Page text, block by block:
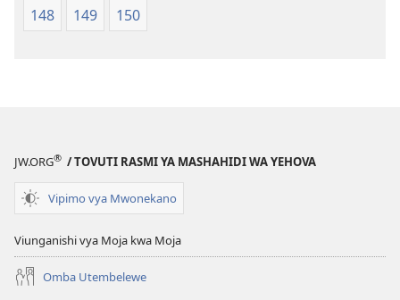
148
149 150
JW.ORG® / TOVUTI RASMI YA MASHAHIDI WA YEHOVA
Vipimo vya Mwonekano
Viunganishi vya Moja kwa Moja
Omba Utembelewe